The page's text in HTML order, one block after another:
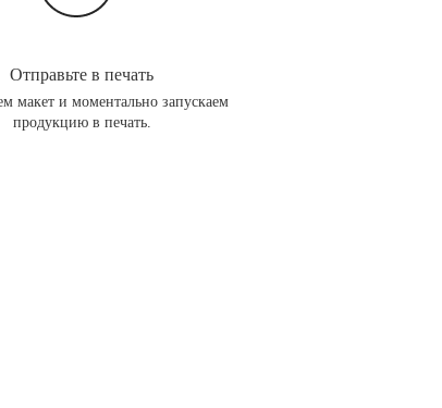
Отправьте в печать
макет и моментально запускаем
продукцию в печать.